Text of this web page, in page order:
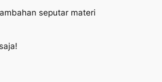
seputar materi